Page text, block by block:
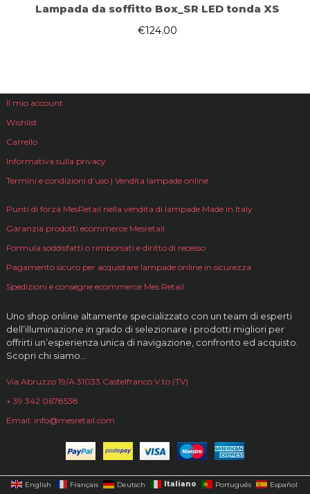
Lampada da soffitto Box_SR LED tonda XS
€124.00
Il mio account
Wishlist
Carrello
Informativa sulla privacy
Termini e condizioni d’uso | Vendita lampade online
Punti di forza MesRetail nella vendita di lampade Made in Italy
Garanzia prodotti ecommerce Mesretail
Formula soddisfatti o rimborsati e diritto di recesso
Pagamento sicuro per acquistare lampade online in sicurezza
Spedizioni e consegne ecommerce Mes Retail
Uno shop online altamente specializzato con un team di esperti
dell’illuminazione in grado di selezionare i prodotti migliori per
offrirti un’esperienza unica di navigazione, confronto ed acquisto.
Scopri chi siamo…
Via Abruzzo 19/A 31033 Castelfranco V.to (TV)
+ 39 342 0678538
Email: info@mesretail.com
English Français Deutsch Italiano Português Español